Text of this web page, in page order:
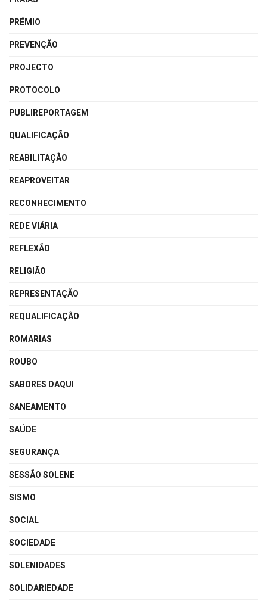
PRÉMIO
PREVENÇÃO
PROJECTO
PROTOCOLO
PUBLIREPORTAGEM
QUALIFICAÇÃO
REABILITAÇÃO
REAPROVEITAR
RECONHECIMENTO
REDE VIÁRIA
REFLEXÃO
RELIGIÃO
REPRESENTAÇÃO
REQUALIFICAÇÃO
ROMARIAS
ROUBO
SABORES DAQUI
SANEAMENTO
SAÚDE
SEGURANÇA
SESSÃO SOLENE
SISMO
SOCIAL
SOCIEDADE
SOLENIDADES
SOLIDARIEDADE